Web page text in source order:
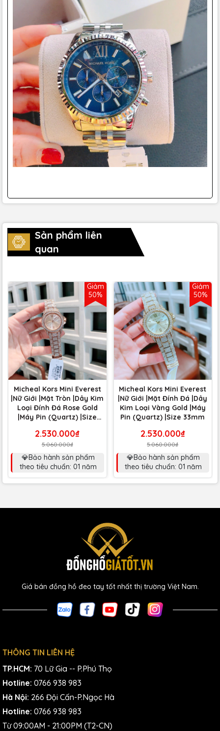
Sản phẩm liên
quan
Giảm
50%
Micheal Kors Mini Everest
|Nữ Giới |Mặt Tròn |Dây Kim
Loại Đính Đá Rose Gold
|Máy Pin (Quartz) |Size
2.530.000₫
5.060.000₫
💎Bảo hành sản phẩm
theo tiêu chuẩn: 01 năm
Giảm
50%
Micheal Kors Mini Everest
|Nữ Giới |Mặt Đính Đá |Dây
Kim Loại Vàng Gold |Máy
Pin (Quartz) |Size 33mm
2.530.000₫
5.060.000₫
💎Bảo hành sản phẩm
theo tiêu chuẩn: 01 năm
Giá bán đồng hồ đeo tay tốt nhất thị trường Việt Nam.
THÔNG TIN LIÊN HỆ
TP.HCM: 70 Lữ Gia -- P.Phú Thọ
Hotline: 0766 938 983
Hà Nội: 266 Đội Cấn-P.Ngọc Hà
Hotline: 0766 938 983
Từ 09:00AM - 21:00PM (T2-CN)